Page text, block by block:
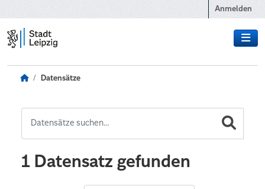
Anmelden
Datensätze
1 Datensatz gefunden